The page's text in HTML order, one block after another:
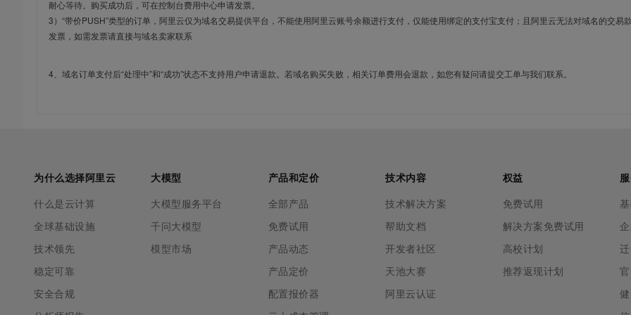
耐心等待。购买成功后，可在控制台费用中心申请发票。
3）“带价PUSH”类型的订单，阿里云仅为域名交易提供平台，不能使用阿里云账号余额进行支付，仅能使用绑定的支付宝支付；且阿里云无法对域名的交易
发票，如需发票请直接与域名卖家联系
4、域名订单支付后“处理中”和“成功”状态不支持用户申请退款。若域名购买失败，相关订单费用会退款，如您有疑问请提交工单与我们联系。